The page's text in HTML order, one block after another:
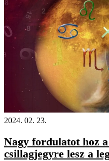
2024. 02. 23.
Nagy fordulatot hoz
csillagjegyre lesz a